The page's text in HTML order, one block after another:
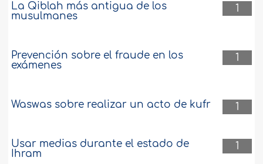
1
La Qiblah más antigua de los
musulmanes
1
Prevención sobre el fraude en los
exámenes
1
Waswas sobre realizar un acto de kufr
1
Usar medias durante el estado de
Ihram